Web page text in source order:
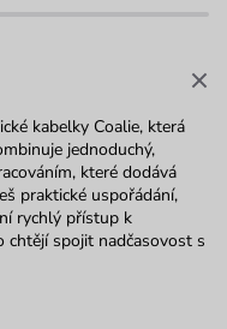
kabelky Coalie, která
jednoduchý,
které dodává
praktické uspořádání,
rychlý přístup k
spojit nadčasovost s